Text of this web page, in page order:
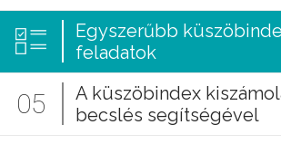
Egyszerűbb
feladatok
05
A küszöbindex
becslés segítségével